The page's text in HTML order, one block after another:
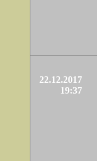
22.12.2017
19:37